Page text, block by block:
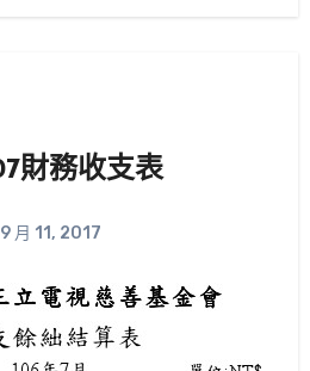
財務收支表
9 月 11, 2017